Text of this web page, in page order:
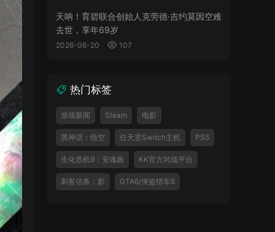
天呐！育碧联合创始人克劳德·吉约莫因空难
去世，享年69岁
2026-06-20 107
热门标签
游戏新闻 Steam 电影
黑神话：悟空 任天堂Switch主机 PS5
生化危机9：安魂曲 KK官方对战平台
刺客信条：影 GTA6/侠盗猎车6